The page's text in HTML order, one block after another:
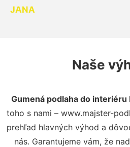
JANA
Naše
Gumená podlaha do interiéru
toho s nami – www.majster-
prehľad hlavných výhod a
nás. Garantujeme vám, že